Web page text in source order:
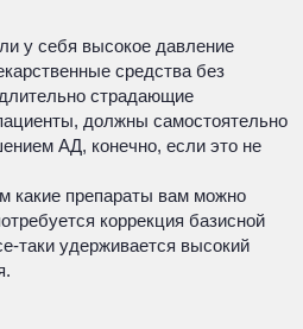
у себя высокое давление
средства без
страдающие
должны самостоятельно
АД, конечно, если это не
какие препараты вам можно
коррекция базисной
таки удерживается высокий